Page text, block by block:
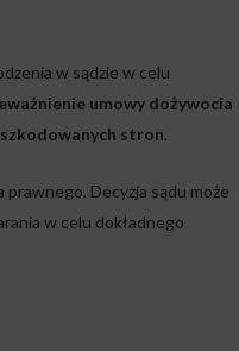
w sądzie w celu
umowy dożywocia
stron.
Decyzja sądu może
w celu dokładnego